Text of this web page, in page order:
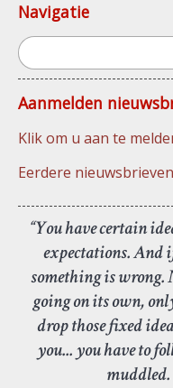
Navigatie
Zoeken
Aanmelden
Klik om u aan te
Eerdere nieuwsbrieven
“You have certain
expectations. And
something is
going on its own,
drop those fixed
you... you have to
muddled.